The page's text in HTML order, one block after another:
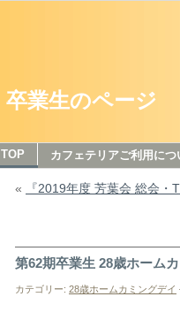
卒業生のページ
TOP カフェテリアご利用につ
«
『2019年度 芳葉会 総会・
第62期卒業生 28歳ホーム
カテゴリー: 28歳ホームカミングデイ